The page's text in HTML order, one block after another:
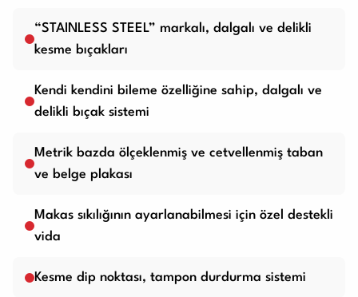
“STAINLESS STEEL” markalı, dalgalı ve delikli
kesme bıçakları
Kendi kendini bileme özelliğine sahip, dalgalı ve
delikli bıçak sistemi
Metrik bazda ölçeklenmiş ve cetvellenmiş taban
ve belge plakası
Makas sıkılığının ayarlanabilmesi için özel destekli
vida
Kesme dip noktası, tampon durdurma sistemi